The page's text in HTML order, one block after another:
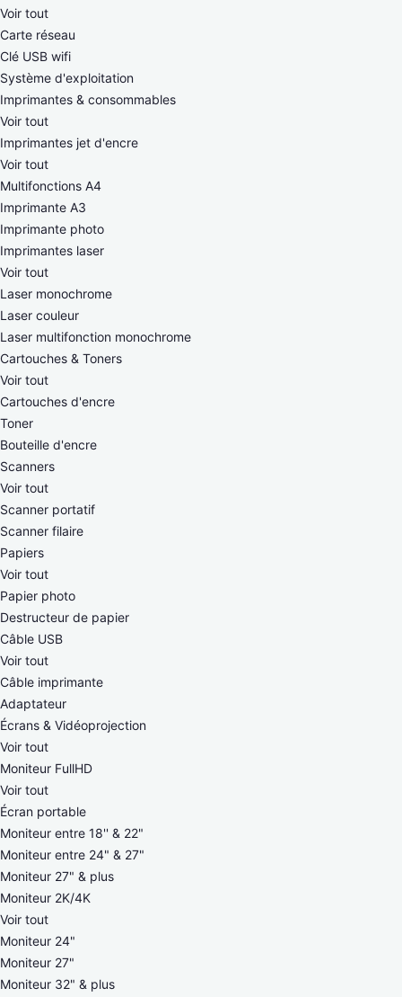
Voir tout
Carte réseau
Clé USB wifi
Système d'exploitation
Imprimantes & consommables
Voir tout
Imprimantes jet d'encre
Voir tout
Multifonctions A4
Imprimante A3
Imprimante photo
Imprimantes laser
Voir tout
Laser monochrome
Laser couleur
Laser multifonction monochrome
Cartouches & Toners
Voir tout
Cartouches d'encre
Toner
Bouteille d'encre
Scanners
Voir tout
Scanner portatif
Scanner filaire
Papiers
Voir tout
Papier photo
Destructeur de papier
Câble USB
Voir tout
Câble imprimante
Adaptateur
Écrans & Vidéoprojection
Voir tout
Moniteur FullHD
Voir tout
Écran portable
Moniteur entre 18'' & 22"
Moniteur entre 24" & 27"
Moniteur 27" & plus
Moniteur 2K/4K
Voir tout
Moniteur 24"
Moniteur 27"
Moniteur 32" & plus